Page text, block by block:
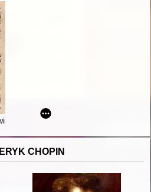
: poradnik medyczny wraz
CHOPIN